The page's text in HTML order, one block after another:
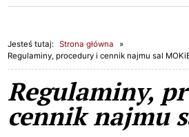
Jesteś tutaj: Strona główna
Regulaminy, procedury i cennik najmu sal
Regulaminy,
cennik najmu